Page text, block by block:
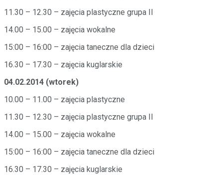
11.30 – 12.30 – zajęcia plastyczne grupa II
14.00 – 15.00 – zajęcia wokalne
15:00 – 16:00 – zajęcia taneczne dla dzieci
16.30 – 17.30 – zajęcia kuglarskie
04.02.2014 (wtorek)
10.00 – 11.00 – zajęcia plastyczne
11.30 – 12.30 – zajęcia plastyczne grupa II
14.00 – 15.00 – zajęcia wokalne
15:00 – 16:00 – zajęcia taneczne dla dzieci
16.30 – 17.30 – zajęcia kuglarskie